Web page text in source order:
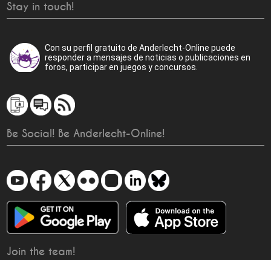
Stay in touch!
Con su perfil gratuito de Anderlecht-Online puede
responder a mensajes de noticias o publicaciones en
foros, participar en juegos y concursos.
Be Social! Be Anderlecht-Online!
Join the team!